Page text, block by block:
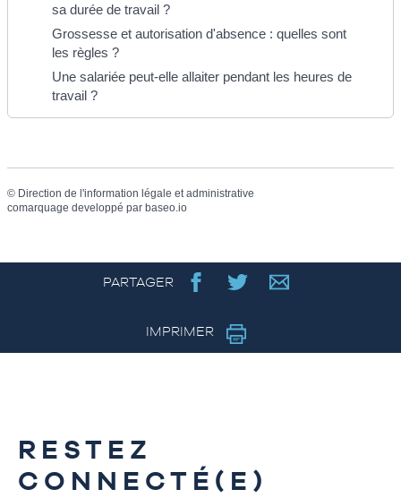
sa durée de travail ?
Grossesse et autorisation d'absence : quelles sont
les règles ?
Une salariée peut-elle allaiter pendant les heures de
travail ?
© Direction de l'information légale et administrative
comarquage developpé par baseo.io
PARTAGER
IMPRIMER
RESTEZ
CONNECTÉ(E)